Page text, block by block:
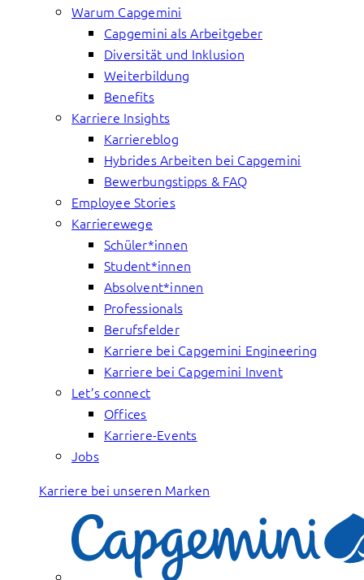
Warum Capgemini
Capgemini als Arbeitgeber
Diversität und Inklusion
Weiterbildung
Benefits
Karriere Insights
Karriereblog
Hybrides Arbeiten bei Capgemini
Bewerbungstipps & FAQ
Employee Stories
Karrierewege
Schüler*innen
Student*innen
Absolvent*innen
Professionals
Berufsfelder
Karriere bei Capgemini Engineering
Karriere bei Capgemini Invent
Let’s connect
Offices
Karriere-Events
Jobs
Karriere bei unseren Marken